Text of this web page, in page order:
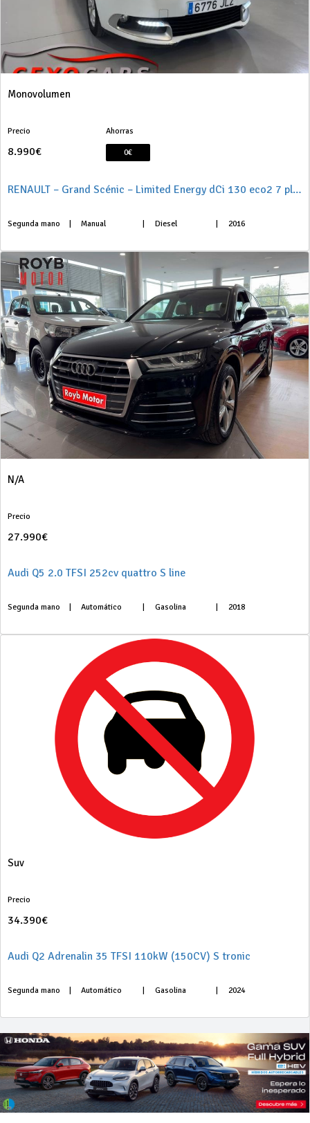
Monovolumen
Precio
8.990€
Ahorras
0€
RENAULT – Grand Scénic – Limited Energy dCi 130 eco2 7 plazas
Segunda mano Manual Diesel 2016
N/A
Precio
27.990€
Audi Q5 2.0 TFSI 252cv quattro S line
Segunda mano Automático Gasolina 2018
Suv
Precio
34.390€
Audi Q2 Adrenalin 35 TFSI 110kW (150CV) S tronic
Segunda mano Automático Gasolina 2024